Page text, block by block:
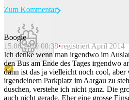
Beitrag melden
Zum Kommentar
Boogie
15.06.2020 08:38 registriert April 2014
Ich denke wenn man irgendwo im
den Bus am Ende des Tages irgendwo
dann ist das ja vielleicht noch cool,
irgendeinem Parkplatz im Aargau zu
duschen, verstehe ich nicht ganz. Die
auch nicht gerade. Eher eine grosse